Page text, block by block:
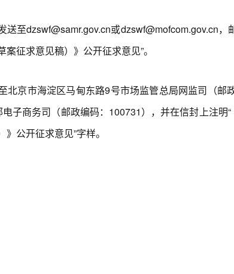
至dzswf@samr.gov.cn或dzswf@mofcom.gov.cn，
征求意见稿）》公开征求意见”。
京市海淀区马甸东路9号市场监管总局网监司（邮
子商务司（邮政编码：100731），并在信封上注明
》公开征求意见”字样。